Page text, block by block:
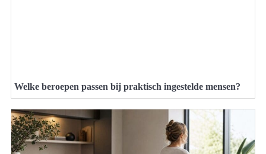
Welke beroepen passen bij praktisch ingestelde mensen?